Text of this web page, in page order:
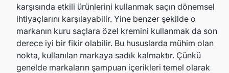
karşısında etkili ürünlerini kullanmak saçın dönemsel
ihtiyaçlarını karşılayabilir. Yine benzer şekilde o
markanın kuru saçlara özel kremini kullanmak da son
derece iyi bir fikir olabilir. Bu hususlarda mühim olan
nokta, kullanılan markaya sadık kalmaktır. Çünkü
genelde markaların şampuan içerikleri temel olarak